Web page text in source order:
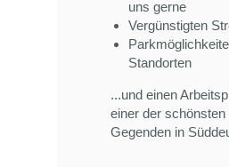
uns gerne
Vergünstigten
Standorten
...und einen
einer der schönsten
Gegenden in